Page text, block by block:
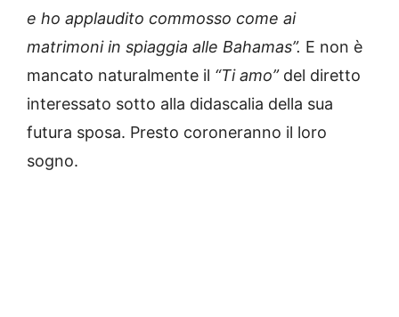
e ho applaudito commosso come ai
matrimoni in spiaggia alle Bahamas”. E non è
mancato naturalmente il “Ti amo”del diretto
interessato sotto alla didascalia della sua
futura sposa. Presto coroneranno il loro
sogno.